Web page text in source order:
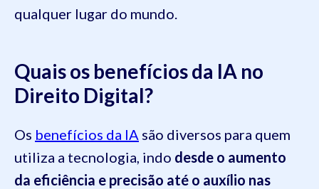
qualquer lugar do mundo.
Quais os benefícios da IA no
Direito Digital?
Os benefícios da IA são diversos para quem
utiliza a tecnologia, indo desde o aumento
da eficiência e precisão até o auxílio nas